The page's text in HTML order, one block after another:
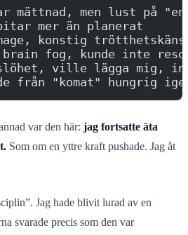
mättnad, men lust på
mer än planerat
konstig
fog, kunde inte
ville lägga mig,
från "komat" hungrig
var den här: jag fortsatte äta
Som om en yttre kraft pushade. Jag åt
Jag hade blivit lurad av en
svarade precis som den var